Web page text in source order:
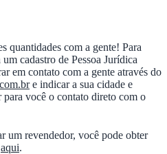
quantidades com a gente! Para
cadastro de Pessoa Jurídica
em contato com a gente através do
e indicar a sua cidade e
para você o contato direto com o
um revendedor, você pode obter
aqui.